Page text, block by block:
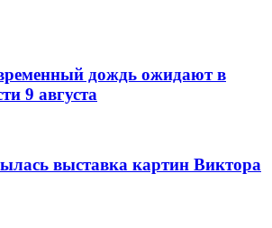
дождь ожидают в
9 августа
выставка картин Виктора